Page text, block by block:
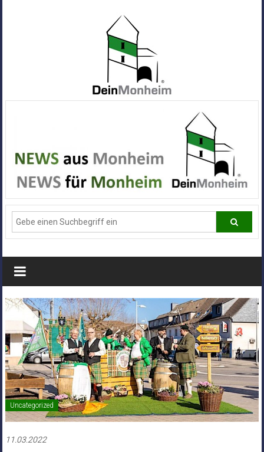
Alle
News
aus
Deiner
Stadt
Monheim
Uncategorized
11.03.2022